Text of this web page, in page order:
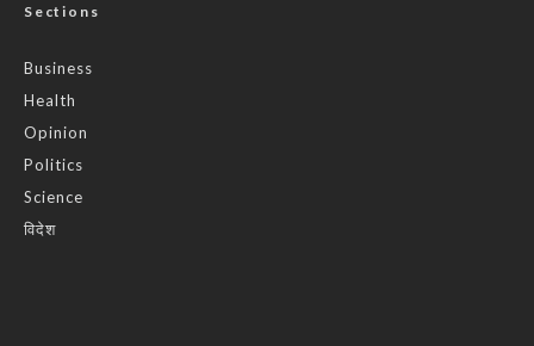
Sections
Business
Health
Opinion
Politics
Science
विदेश